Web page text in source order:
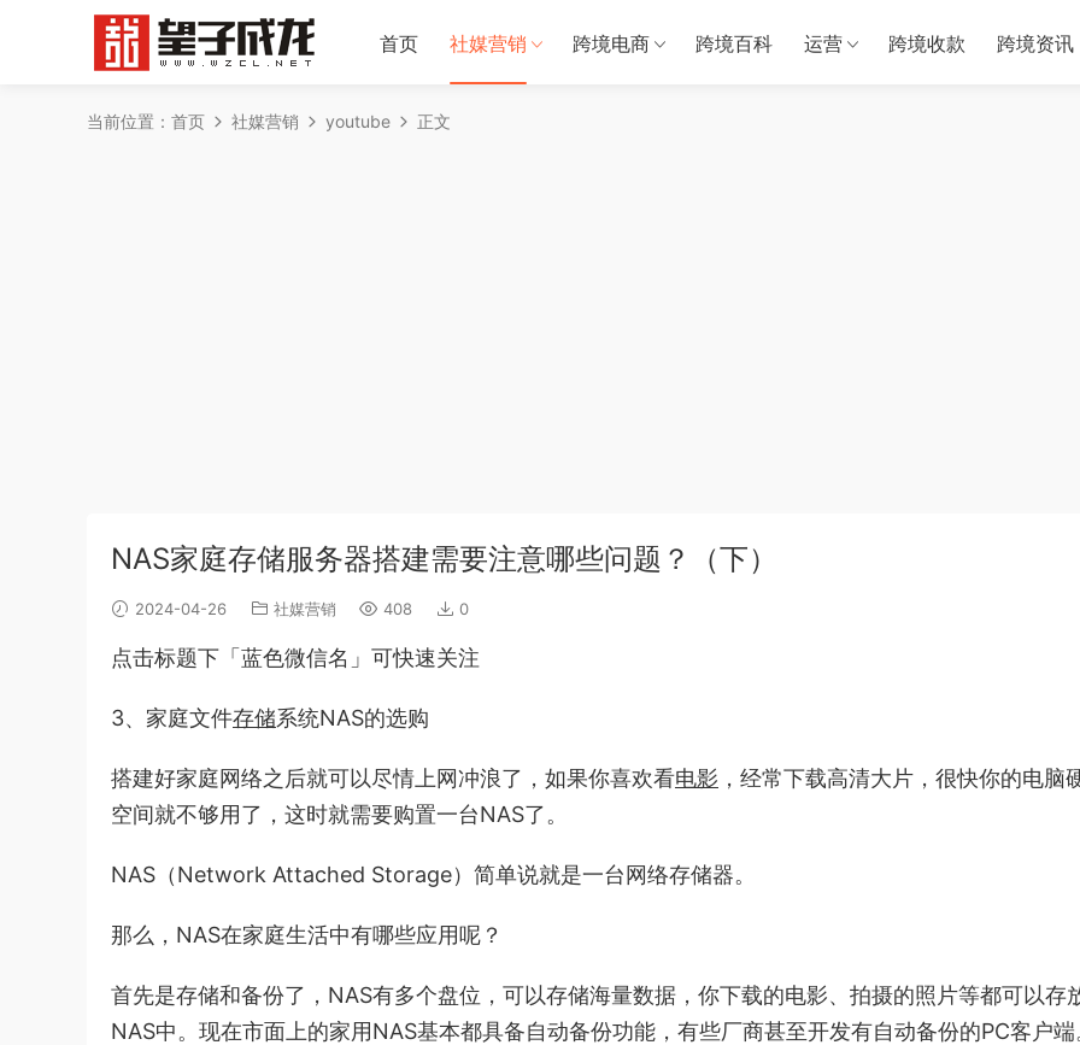
首页 社媒营销 跨境电商 跨境百科 运营 跨境收款 跨境资讯
当前位置： 首页 社媒营销 youtube 正文
NAS家庭存储服务器搭建需要注意哪些问题？（下）
2024-04-26 社媒营销 408 0
点击标题下「蓝色微信名」可快速关注
3、家庭文件存储系统NAS的选购
搭建好家庭网络之后就可以尽情上网冲浪了，如果你喜欢看电影 ，经常下载高清大片，很快你的电脑
空间就不够用了，这时就需要购置一台NAS了。
NAS（Network Attached Storage）简单说就是一台网络存储器。
那么，NAS在家庭生活中有哪些应用呢？
首先是存储和备份了，NAS有多个盘位，可以存储海量数据，你下载的电影、拍摄的照片等都可以存
NAS中。现在市面上的家用NAS基本都具备自动备份功能，有些厂商甚至开发有自动备份的PC客户端